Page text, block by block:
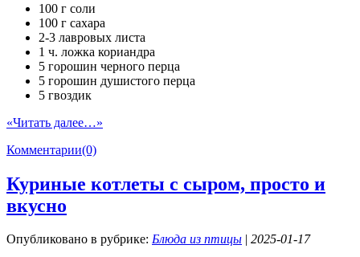
100 г соли
100 г сахара
2-3 лавровых листа
1 ч. ложка кориандра
5 горошин черного перца
5 горошин душистого перца
5 гвоздик
«Читать далее…»
Комментарии(0)
Куриные котлеты с сыром, просто и
вкусно
Опубликовано в рубрике: Блюда из птицы | 2025-01-17